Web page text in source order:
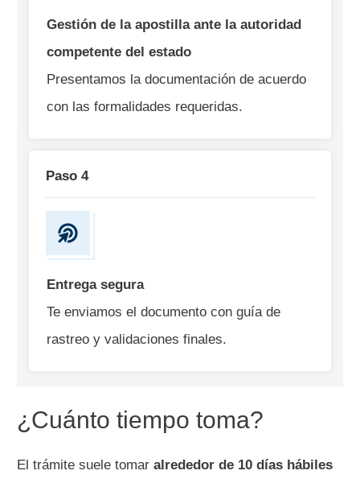
Gestión de la apostilla ante la autoridad
competente del estado
Presentamos la documentación de acuerdo
con las formalidades requeridas.
Paso 4
Entrega segura
Te enviamos el documento con guía de
rastreo y validaciones finales.
¿Cuánto tiempo toma?
El trámite suele tomar alrededor de 10 días hábiles